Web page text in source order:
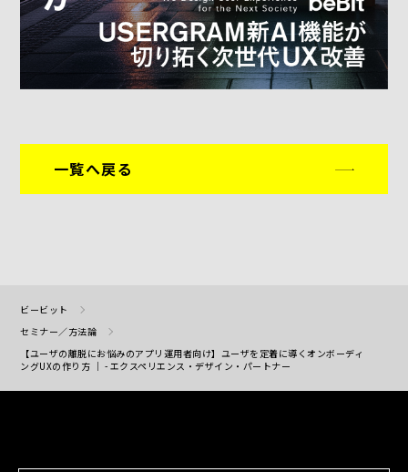
一覧へ戻る
ビービット
セミナー／方法論
【ユーザの離脱にお悩みのアプリ運用者向け】ユーザを定着に導くオンボーディ
ングUXの作り方 ｜ - エクスペリエンス・デザイン・パートナー